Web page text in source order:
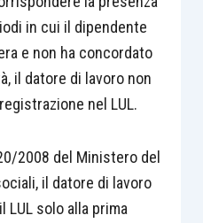
in cui il dipendente
e non ha concordato
il datore di lavoro non
nel LUL.
2008 del Ministero del
il datore di lavoro
LUL solo alla prima